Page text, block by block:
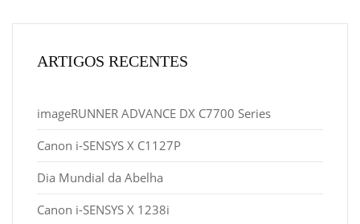
ARTIGOS RECENTES
imageRUNNER ADVANCE DX C7700 Series
Canon i-SENSYS X C1127P
Dia Mundial da Abelha
Canon i-SENSYS X 1238i